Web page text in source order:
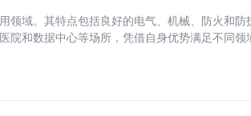
领域。其特点包括良好的电气、机械、防火和防
院和数据中心等场所，凭借自身优势满足不同领